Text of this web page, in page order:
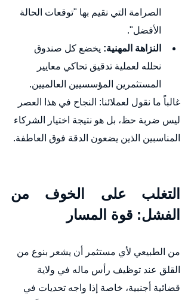
الصرامة التي نقيم بها "توقعات الحالة
الأفضل".
النزاهة المهنية: يخضع كل صندوق
نحلله لعملية تدقيق تحاكي معايير
المستثمرين المؤسسيين العالميين.
غالباً ما نقول لعملائنا: النجاح في هذا العصر
ليس ضربة حظ، بل هو نتيجة اختيار الشركاء
المناسبين الذين يضعون الدقة فوق العاطفة.
الفشل: قوة المسار
من الطبيعي لأي مستثمر أن يشعر بنوع من
القلق عند توظيف رأس ماله في ولاية
قضائية أجنبية، خاصة إذا واجه تحديات في